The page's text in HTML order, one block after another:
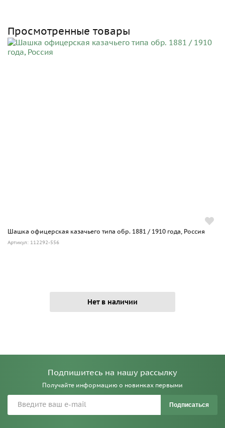
Просмотренные товары
Шашка офицерская казачьего типа обр. 1881 / 1910 года, Россия
Артикул: 112292-556
Нет в наличии
Подпишитесь на нашу рассылку
Получайте информацию о новинках первыми
Подписаться